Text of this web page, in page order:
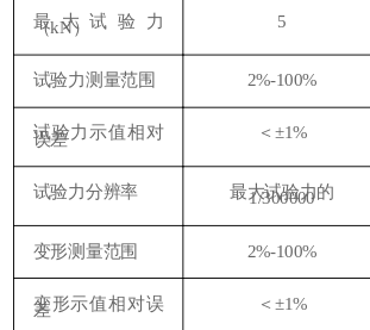
最大试验力
（kN） 5
试验力测量范围 2%-100%
试验力示值相对
误差 ＜ ±1%
试验力分辨率 最大试验力的
1/300000
变形测量范围 2%-100%
变形示值相对误
差 ＜ ±1%